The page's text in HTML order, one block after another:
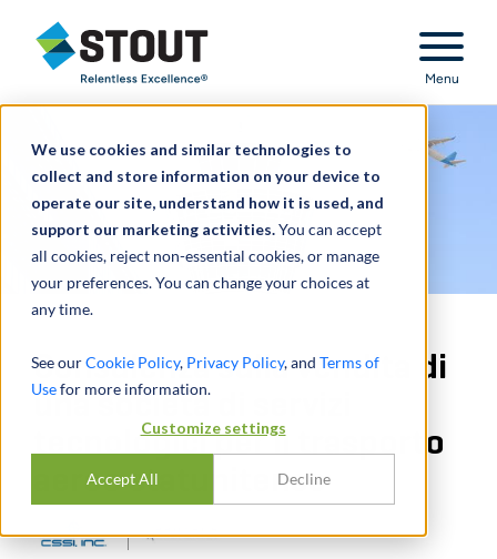
We use cookies and similar technologies to
collect and store information on your device to
operate our site, understand how it is used, and
support our marketing activities.You can accept
all cookies, reject non-essential cookies, or manage
your preferences. You can change your choices at
any time.
See ourCookie Policy, Privacy Policy, and Terms of
Usefor more information.
Customize settings
Accept All Decline
Stout Relentless Excellence
Menu
Consulenza sulla vendita di
una società di servizi
tecnologici per il trasporto
aereo statunitense